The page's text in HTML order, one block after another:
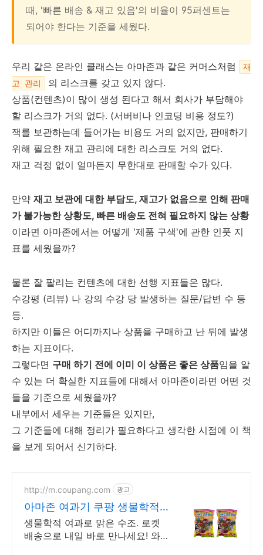
때, '빠른 배송 & 재고 있음'의 비율이 95퍼센트는
되어야 한다는 기준을 세웠다.
우리 같은 온라인 클래스는 아마존과 같은 커머스처럼
재
고 관리
의 리스크를 갖고 있지 않다.
상품(컨텐츠)이 많이 생성 된다고 해서 회사가 부담해야
할 리스크가 거의 없다. (서버비나 인코딩 비용 정도?)
잭를 보관하는데 들어가는 비용도 거의 없지만, 판매하기
위해 필요한 재고 관리에 대한 리스크도 거의 없다.
재고 걱정 없이 얼마든지 무한대로 판매할 수가 있다.
만약 재고 보관에 대한 부담도, 재고가 없음으로 인해 판매
가 불가능한 상황도, 빠른 배송도 전혀 필요하지 않는 상황
이라면 아마존에서는 어떻게 '제품 구색'에 관한 인풋 지
표를 세웠을까?
물론 잘 팔리는 컨텐츠에 대한 선행 지표들은 많다.
수강평 (리뷰) 나 강의 수강 당 발생하는 질문/답변 수 등
등.
하지만 이들은 어디까지나 상품을 구매하고 난 뒤에 발생
하는 지표이다.
그렇다면 구매 하기 전에 이미 이 상품은 좋은 상품임을 알
수 있는 더 확실한 지표들에 대해서 아마존이라면 어떤 것
들을 기준으로 세웠을까?
내부에서 세우는 기준들은 있지만,
그 기준들에 대해 정리가 필요하다고 생각한 시점에 이 책
을 보게 되어서 신기하다.
http://m.coupang.com 광고
아마존 여과기 쿠팡 생물학적
여과 시스템
생물학적 여과로 맑은 수조. 로켓
배송으로 내일 바로 만나세요! 와